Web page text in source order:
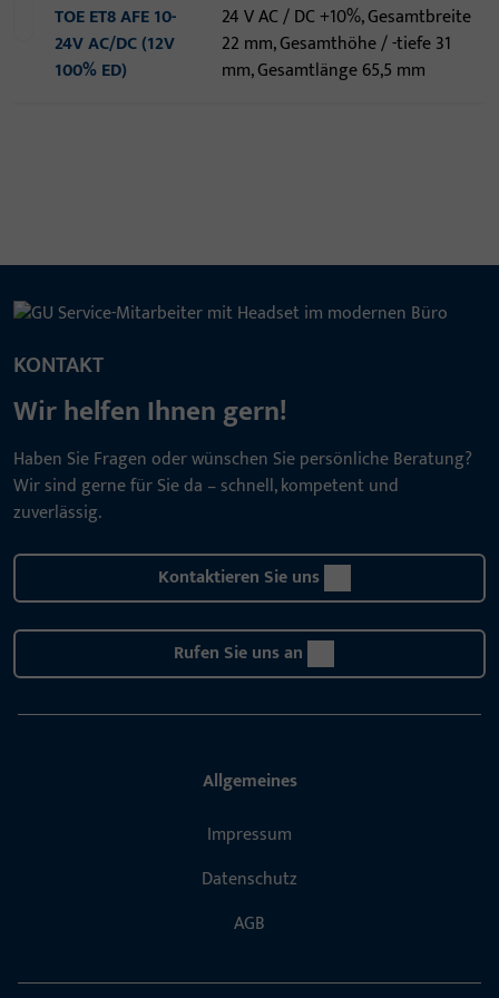
TOE ET8 AFE 10-
24V AC/DC (12V
100% ED)
24 V AC / DC +10%, Gesamtbreite
22 mm, Gesamthöhe / -tiefe 31
mm, Gesamtlänge 65,5 mm
KONTAKT
Wir helfen Ihnen gern!
Haben Sie Fragen oder wünschen Sie persönliche Beratung?
Wir sind gerne für Sie da – schnell, kompetent und
zuverlässig.
Kontaktieren Sie uns
Rufen Sie uns an
Allgemeines
Impressum
Datenschutz
AGB